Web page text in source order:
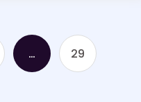
… 29